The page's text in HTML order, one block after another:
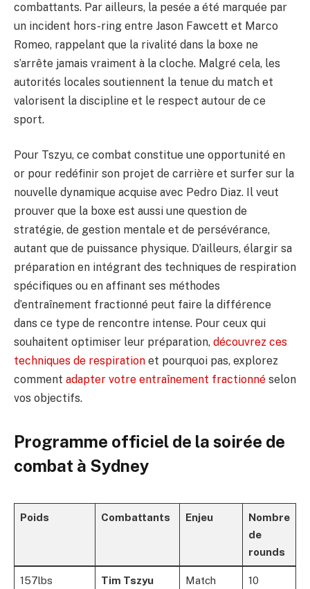
combattants. Par ailleurs, la pesée a été marquée par
un incident hors-ring entre Jason Fawcett et Marco
Romeo, rappelant que la rivalité dans la boxe ne
s’arrête jamais vraiment à la cloche. Malgré cela, les
autorités locales soutiennent la tenue du match et
valorisent la discipline et le respect autour de ce
sport.
Pour Tszyu, ce combat constitue une opportunité en
or pour redéfinir son projet de carrière et surfer sur la
nouvelle dynamique acquise avec Pedro Diaz. Il veut
prouver que la boxe est aussi une question de
stratégie, de gestion mentale et de persévérance,
autant que de puissance physique. D’ailleurs, élargir sa
préparation en intégrant des techniques de respiration
spécifiques ou en affinant ses méthodes
d’entraînement fractionné peut faire la différence
dans ce type de rencontre intense. Pour ceux qui
souhaitent optimiser leur préparation, découvrez ces
techniques de respiration et pourquoi pas, explorez
comment adapter votre entraînement fractionné selon
vos objectifs.
Programme officiel de la soirée de
combat à Sydney
Poids Combattants Enjeu
Nombre
de
rounds
157lbs
Tim Tszyu
Match
10